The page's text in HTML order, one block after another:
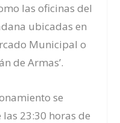
las oficinas del
ubicadas en
Municipal o
de Armas’.
se
23:30 horas de